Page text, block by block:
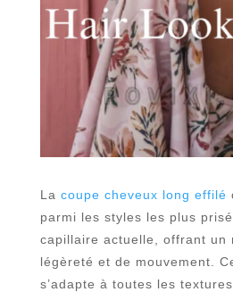
La coupe cheveux long effilé
parmi les styles les plus
capillaire actuelle, offrant un
légèreté et de mouvement.
s’adapte à toutes les